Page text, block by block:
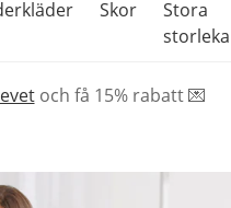
Skor
Stora
och få 15% rabatt 💌